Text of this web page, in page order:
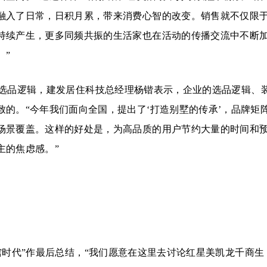
了日常，日积月累，带来消费心智的改变。销售就不仅限
产生，更多同频共振的生活家也在活动的传播交流中不断
”
品逻辑，建发居住科技总经理杨锴表示，企业的选品逻辑、
。“今年我们面向全国，提出了‘打造别墅的传承’，品牌矩
覆盖。这样的好处是，为高品质的用户节约大量的时间和
的焦虑感。”
代”作最后总结，“我们愿意在这里去讨论红星美凯龙千商生